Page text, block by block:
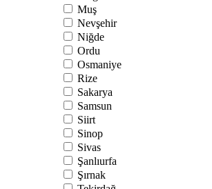
Muş
Nevşehir
Niğde
Ordu
Osmaniye
Rize
Sakarya
Samsun
Siirt
Sinop
Sivas
Şanlıurfa
Şırnak